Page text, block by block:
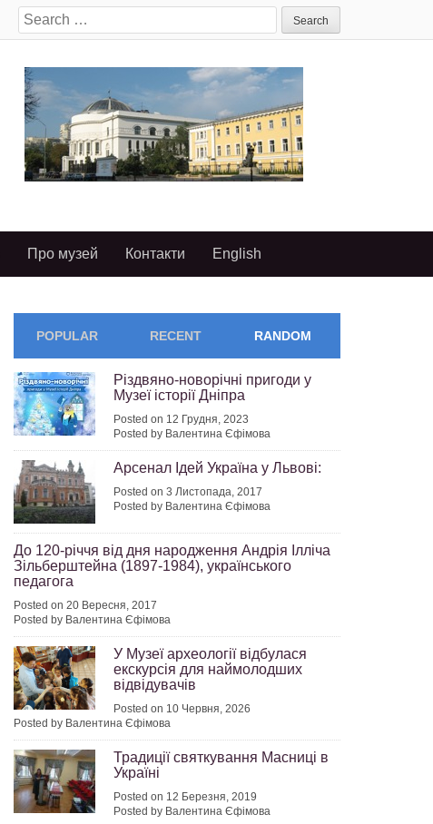
Search
for:
Про музей Контакти English
POPULAR RECENT RANDOM
Різдвяно-новорічні пригоди у
Музеї історії Дніпра
Posted on 12 Грудня, 2023
Posted by Валентина Єфімова
Арсенал Ідей Україна у Львові:
Posted on 3 Листопада, 2017
Posted by Валентина Єфімова
До 120-річчя від дня народження Андрія Ілліча
Зільберштейна (1897-1984), українського
педагога
Posted on 20 Вересня, 2017
Posted by Валентина Єфімова
У Музеї археології відбулася
екскурсія для наймолодших
відвідувачів
Posted on 10 Червня, 2026
Posted by Валентина Єфімова
Традиції святкування Масниці в
Україні
Posted on 12 Березня, 2019
Posted by Валентина Єфімова